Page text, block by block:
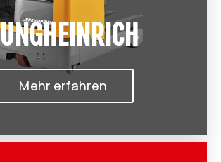
Mehr erfahren